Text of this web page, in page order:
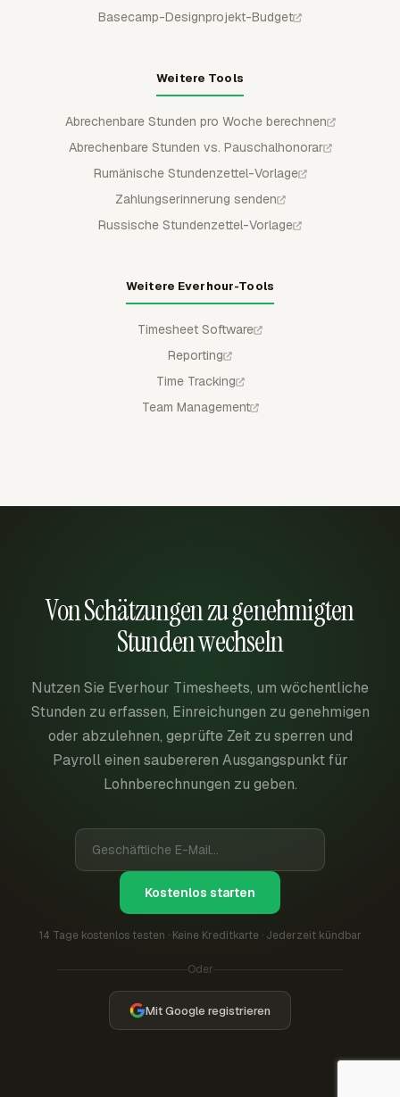
Basecamp-Designprojekt-Budget
Weitere Tools
Abrechenbare Stunden pro Woche berechnen
Abrechenbare Stunden vs. Pauschalhonorar
Rumänische Stundenzettel-Vorlage
Zahlungserinnerung senden
Russische Stundenzettel-Vorlage
Weitere Everhour-Tools
Timesheet Software
Reporting
Time Tracking
Team Management
Von Schätzungen zu genehmigten
Stunden wechseln
Nutzen Sie Everhour Timesheets, um wöchentliche
Stunden zu erfassen, Einreichungen zu genehmigen
oder abzulehnen, geprüfte Zeit zu sperren und
Payroll einen saubereren Ausgangspunkt für
Lohnberechnungen zu geben.
Kostenlos starten
14 Tage kostenlos testen · Keine Kreditkarte · Jederzeit kündbar
Oder
Mit Google registrieren